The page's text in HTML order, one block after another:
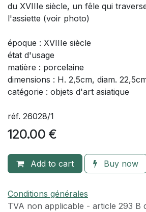
du XVIIIe siècle, un fêle qui
l'assiette (voir photo)
époque : XVIIIe siècle
état d'usage
matière : porcelaine
dimensions : H. 2,5cm, diam.
catégorie : objets d'art asiatique
réf. 26028/1
120.00 €
Add to cart Buy now
Conditions générales
TVA​ non applicable - article 293 B